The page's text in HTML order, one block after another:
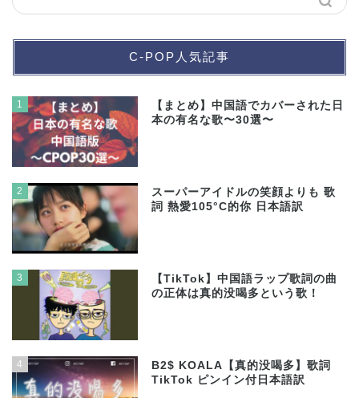
C-POP人気記事
1
【まとめ】中国語でカバーされた日
本の有名な歌〜30選〜
2
スーパーアイドルの笑顔よりも 歌
詞 熱愛105°C的你 日本語訳
3
【TikTok】中国語ラップ歌詞の曲
の正体は真的没喝多という歌！
4
B2$ KOALA【真的没喝多】歌詞
TikTok ピンイン付日本語訳